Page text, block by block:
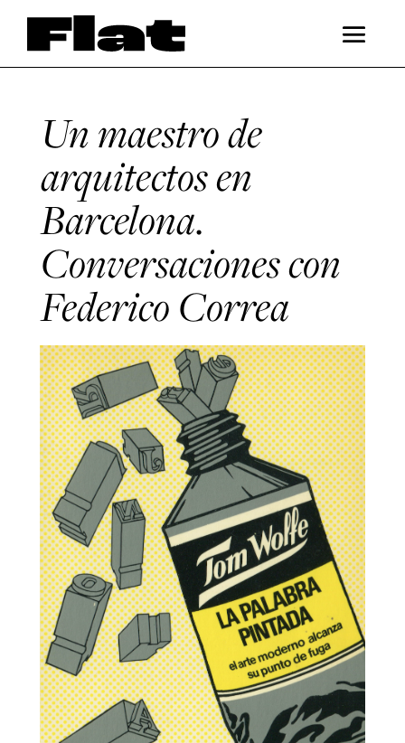
Un maestro de
arquitectos en
Barcelona.
Conversaciones con
Federico Correa